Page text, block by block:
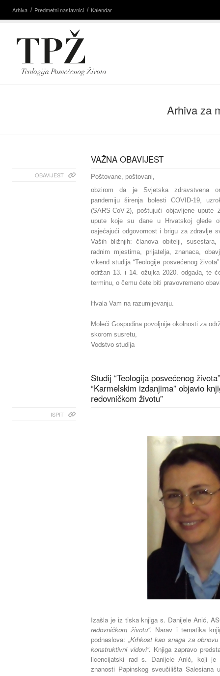
Arhiva Predmetni nastavnici Kalendar
Arhiva za
VAŽNA OBAVIJEST
OBAVIJEST
Poštovane, poštovani,
obzirom da je Svjetska zdravstvena
pandemiju širenja bolesti COVID-19,
(SARS-CoV-2), poštujući objavljene upute
upute koje su dane u Hrvatskoj glede
osjećajući odgovornost i brigu za zdravlje
Vaših bližnjih: članova obitelji,
radnim mjestima, prijatelja, znanaca,
vikend studija “Teologije posvećenog
održan 13. i 14. ožujka 2020. odgađa, te
terminu, o čemu ćete biti pravovremeno
Hvala Vam na razumijevanju.
Moleći Gospodina povoljnije okolnosti za
skorom susretu,
Vodstvo studija
Studij “Teologija posvećenog
“Karmelskim izdanjima” objavio
redovničkom životu”
ISPIT
Izašla je iz tiska knjiga s. Danijele Anić,
redovničkom životu“. Narav i tematika
podnaslova: „Krhkost kao snaga za
konstruktivni vidovi“. Knjiga zapravo
licencijatski rad s. Danijele Anić, koji je
znanosti Papinskog sveučilišta